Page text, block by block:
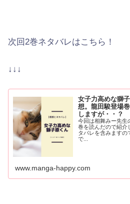
次回2巻ネタバレはこちら！
↓↓↓
女子力高めな獅
想。龍田駿登場
しますが・・？
今回は相舞みー先生
巻を読んだので紹介
タバレを含みますの
で...
www.manga-happy.com